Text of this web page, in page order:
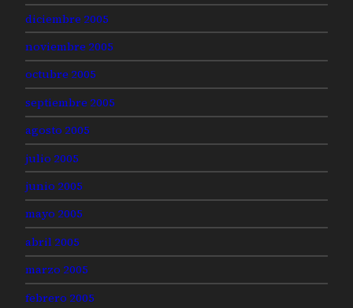
diciembre 2005
noviembre 2005
octubre 2005
septiembre 2005
agosto 2005
julio 2005
junio 2005
mayo 2005
abril 2005
marzo 2005
febrero 2005